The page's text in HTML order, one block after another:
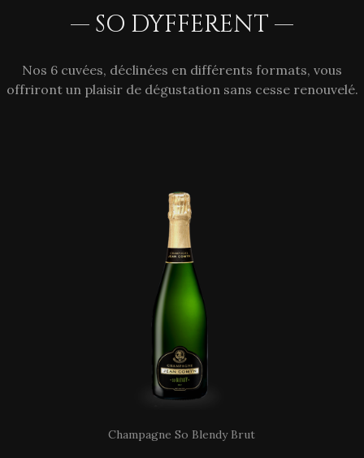
— SO DYFFERENT —
Nos 6 cuvées, déclinées en différents formats, vous
offriront un plaisir de dégustation sans cesse renouvelé.
Champagne So Blendy Brut